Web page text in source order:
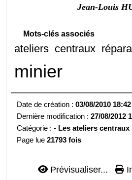
Jean-Louis
Mots-clés associés
ateliers centraux
minier
Date de création :03/08/2010 18:42
Dernière modification :27/08/2012
Catégorie :- Les ateliers centraux
Page lue21793 fois
Prévisualiser...